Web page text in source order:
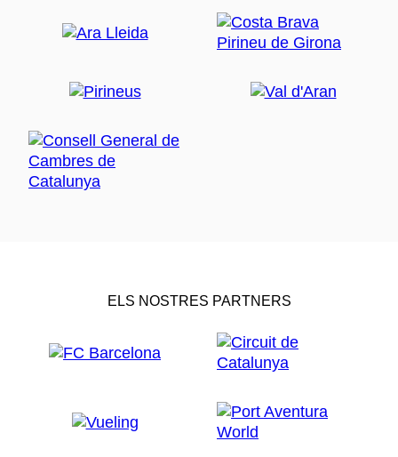
ELS NOSTRES PARTNERS